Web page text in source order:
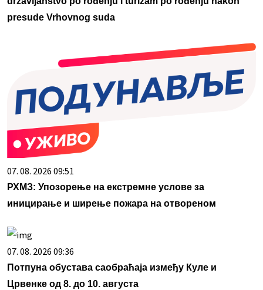
presude Vrhovnog suda
07. 08. 2026 09:51
РХМЗ: Упозорење на екстремне услове за
иницирање и ширење пожара на отвореном
07. 08. 2026 09:36
Потпуна обустава саобраћаја између Куле и
Црвенке од 8. до 10. августа